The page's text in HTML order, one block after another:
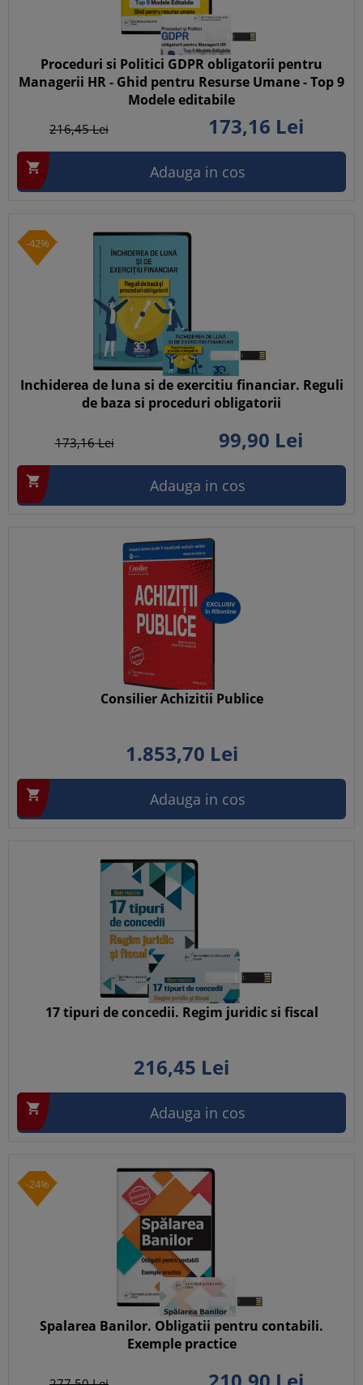
Proceduri si Politici GDPR obligatorii pentru
Managerii HR - Ghid pentru Resurse Umane - Top 9
Modele editabile
216,45Lei 173,16 Lei
 Adauga in cos
-42%
Inchiderea de luna si de exercitiu financiar. Reguli
de baza si proceduri obligatorii
173,16Lei 99,90 Lei
 Adauga in cos
Consilier Achizitii Publice
1.853,70 Lei
 Adauga in cos
17 tipuri de concedii. Regim juridic si fiscal
216,45 Lei
 Adauga in cos
-24%
Spalarea Banilor. Obligatii pentru contabili.
Exemple practice